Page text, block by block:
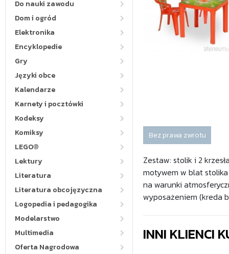
Do nauki zawodu
Dom i ogród
Elektronika
Encyklopedie
Gry
Języki obce
Kalendarze
Karnety i pocztówki
Kodeksy
Komiksy
LEGO®
Lektury
Literatura
Literatura obcojęzyczna
Logopedia i pedagogika
Modelarstwo
Multimedia
Oferta Nagrodowa
Bez prawa zwrotu
Zestaw: stolik i 2
motywem w blat
na warunki
wyposażeniem (kreda
INNI KLIENCI